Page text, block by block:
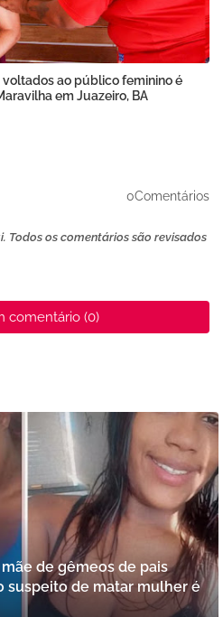
ao público feminino é
em Juazeiro, BA
0Comentários
Todos os comentários são revisados
comentário (0)
de gêmeos de pais
suspeito de matar mulher é